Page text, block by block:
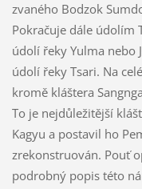
zvaného Bodzok
Pokračuje dále údolím
údolí řeky Yulma nebo
údolí řeky Tsari. Na
kromě kláštera
To je nejdůležitější
Kagyu a postavil ho
zrekonstruován. Pouť
podrobný popis této